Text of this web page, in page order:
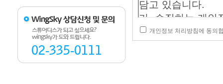
개인정보 처리방침에 동의